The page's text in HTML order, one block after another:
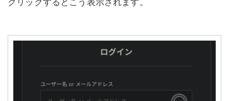
クリックするとこう表示されます。